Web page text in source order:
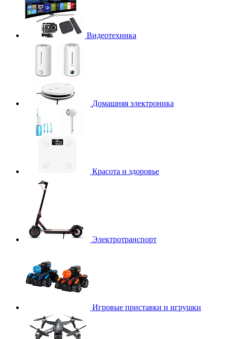
Видеотехника
Домашняя электроника
Красота и здоровье
Электротранспорт
Игровые приставки и игрушки